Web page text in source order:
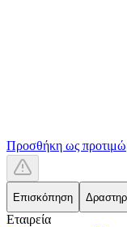
Προσθήκη ως
Επισκόπηση
Εταιρεία